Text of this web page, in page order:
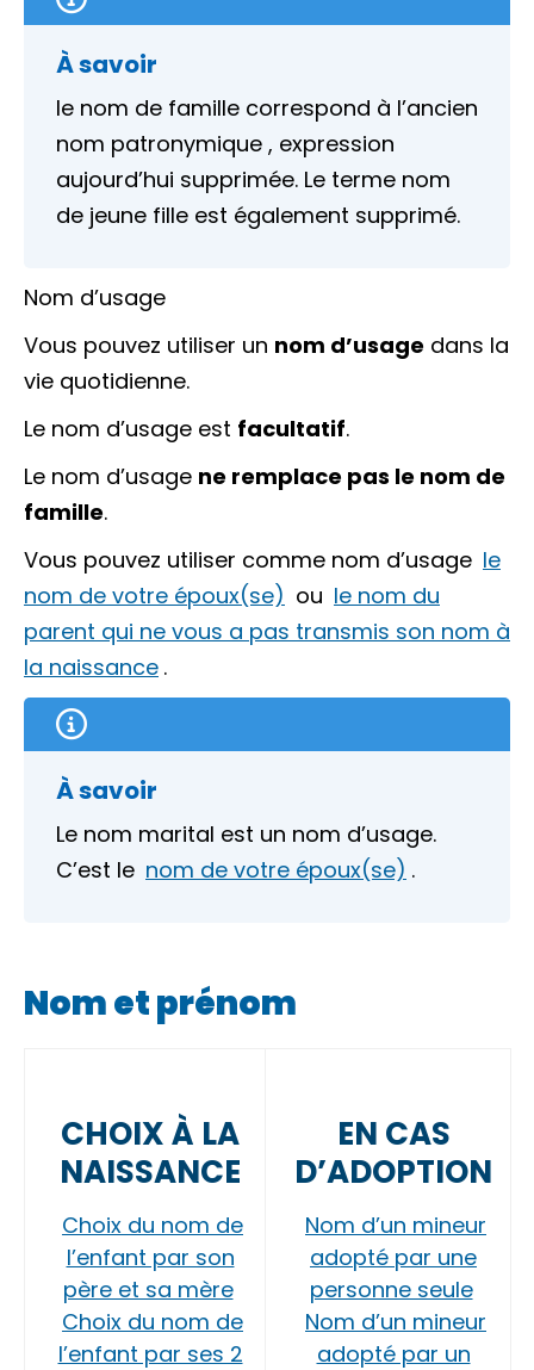
À savoir
le nom de famille correspond à l’ancien
nom patronymique , expression
aujourd’hui supprimée. Le terme nom
de jeune fille est également supprimé.
Nom d’usage
Vous pouvez utiliser un nom d’usage dans la
vie quotidienne.
Le nom d’usage est facultatif.
Le nom d’usage ne remplace pas le nom de
famille.
Vous pouvez utiliser comme nom d’usage le
nom de votre époux(se) ou le nom du
parent qui ne vous a pas transmis son nom à
la naissance .
À savoir
Le nom marital est un nom d’usage.
C’est le nom de votre époux(se) .
Nom et prénom
CHOIX À LA
NAISSANCE
Choix du nom de
l’enfant par son
père et sa mère
Choix du nom de
l’enfant par ses 2
EN CAS
D’ADOPTION
Nom d’un mineur
adopté par une
personne seule
Nom d’un mineur
adopté par un